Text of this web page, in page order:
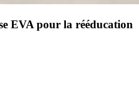
EVA pour la rééducation